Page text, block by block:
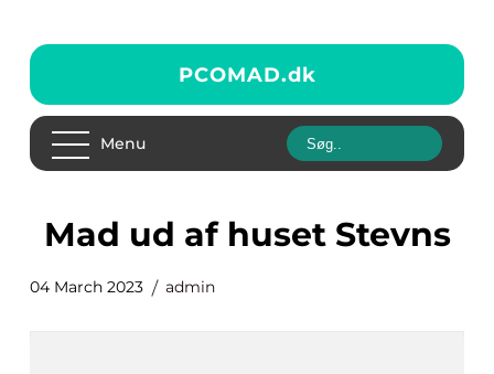
PCOMAD.dk
Menu
Mad ud af huset Stevns
04 March 2023 admin